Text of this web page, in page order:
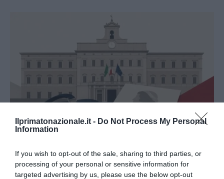
Ilprimatonazionale.it - Do Not Process My Personal
Information
If you wish to opt-out of the sale, sharing to third parties, or
processing of your personal or sensitive information for
targeted advertising by us, please use the below opt-out
La Camera boccia il patentino antifascista per parlare a
Montecitorio: palo clamoroso del Pd